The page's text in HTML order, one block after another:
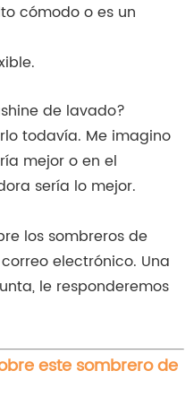
cómodo o es un
de lavado?
todavía. Me imagino
mejor o en el
sería lo mejor.
los sombreros de
electrónico. Una
le responderemos
este sombrero de